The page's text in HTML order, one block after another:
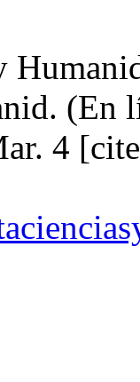
(En
4